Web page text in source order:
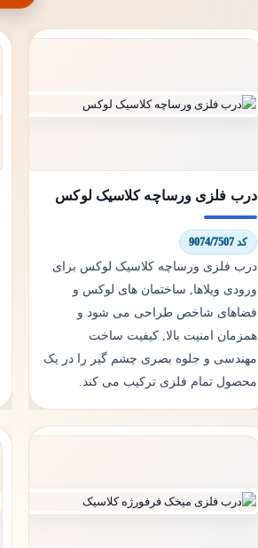
درب فلزی ورساچه کلاسیک لوکس
کد 9074/7507
درب فلزی ورساچه کلاسیک لوکس برای
ورودی ویلاها, ساختمان های لوکس و
فضاهای شاخص طراحی می شود و
همزمان امنیت بالا, کیفیت ساخت
مهندسی و جلوه بصری چشم گیر را در یک
محصول تمام فلزی ترکیب می کند.